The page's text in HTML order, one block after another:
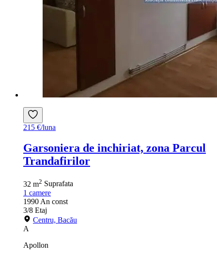
215 €/luna
Garsoniera de inchiriat, zona Parcul
Trandafirilor
32 m2 Suprafata
1 camere
1990 An const
3/8 Etaj
Centru, Bacău
A
Apollon